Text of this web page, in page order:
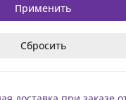
Применить
Сбросить